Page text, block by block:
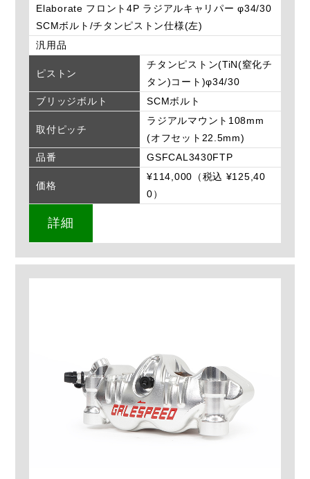
Elaborate フロント4P ラジアルキャリパー φ34/30
SCMボルト/チタンピストン仕様(左)
汎用品
ピストン
チタンピストン(TiN(窒化チ
タン)コート)φ34/30
ブリッジボルト
SCMボルト
取付ピッチ
ラジアルマウント108mm
(オフセット22.5mm)
品番
GSFCAL3430FTP
価格
¥114,000（税込 ¥125,40
0）
詳細